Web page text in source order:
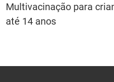
Multivacinação para
até 14 anos